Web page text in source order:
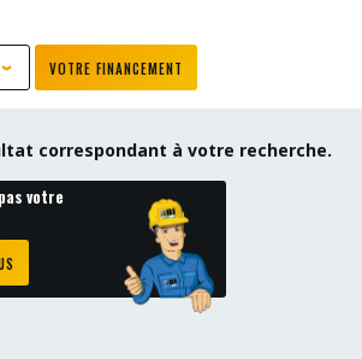
VOTRE FINANCEMENT
correspondant à votre recherche.
votre